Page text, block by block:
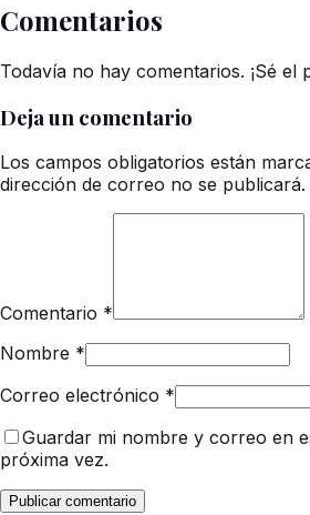
Comentarios
Todavía no hay comentarios. ¡Sé el
Deja un comentario
Los campos obligatorios están
dirección de correo no se publicará.
Comentario *
Nombre *
Correo electrónico *
Guardar mi nombre y correo en
próxima vez.